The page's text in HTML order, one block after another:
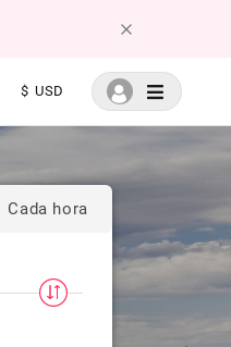
$ USD
Cada hora